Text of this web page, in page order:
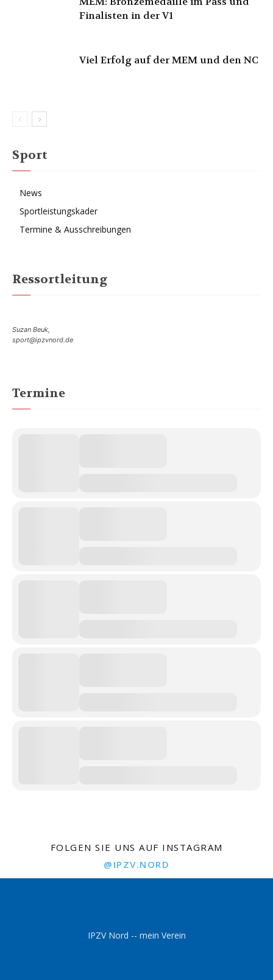
Finalisten in der V1
Viel Erfolg auf der MEM und den NC
Sport
News
Sportleistungskader
Termine & Ausschreibungen
Ressortleitung
Suzan Beuk,
sport@ipzvnord.de
Termine
FOLGEN SIE UNS AUF INSTAGRAM
@IPZV.NORD
IPZV Nord -- mein Verein